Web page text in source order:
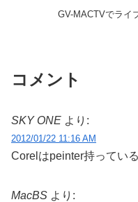
GV-MACTVでライ
コメント
SKY ONE より:
2012/01/22 11:16 AM
Corelはpeinter持ってい
MacBS より: